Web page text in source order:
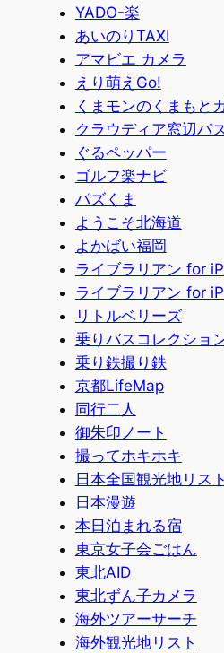
YADO-楽
あいのりTAXI
アマビエ カメラ
えり萌えGo!
くまモンのくまもと
クラウディア窓辺パ
ぐるペッパー
ゴルフ楽ナビ
パズくま
ようこそ北海道
よかばい福岡
ライブラリアン for
ライブラリアン for
リトルベリーズ
乗りバスコレクショ
乗り鉄撮り鉄
京都LifeMap
同行二人
御朱印ノート
撮ってホキホキ
日本全国観光地リスト
日本漫遊
本日泊まれる宿
東京女子会ごはん
東北AID
東北ずん子カメラ
海外ツアーサーチ
海外観光地リスト